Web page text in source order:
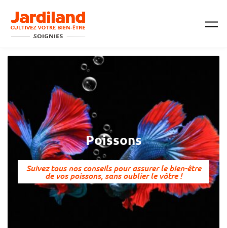
Poissons
Suivez tous nos conseils pour assurer le bien-être
de vos poissons, sans oublier le vôtre !